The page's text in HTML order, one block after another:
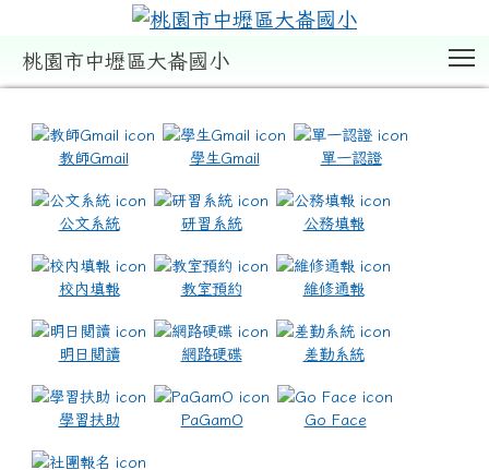
桃園市中壢區大崙國小
教師Gmail 學生Gmail 單一認證
公文系統 研習系統 公務填報
校內填報 教室預約 維修通報
明日閱讀 網路硬碟 差勤系統
學習扶助 PaGamO Go Face